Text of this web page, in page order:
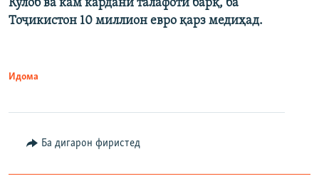
Кӯлоб ва кам кардани талафоти барқ, ба
Тоҷикистон 10 миллион евро қарз медиҳад.
Идома
Ба дигарон фиристед